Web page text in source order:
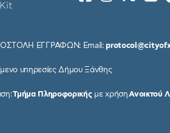
ΕΓΓΡΑΦΩΝ: Email:
υπηρεσίες Δήμου Ξάνθης
Τμήμα Πληροφορικήςμε χρήσηΑνοικτού